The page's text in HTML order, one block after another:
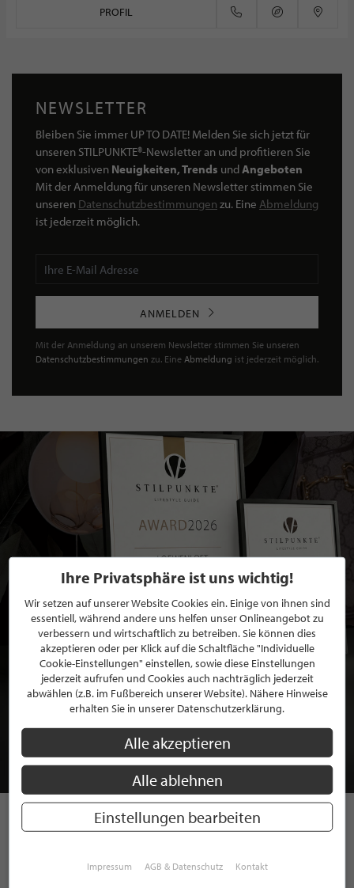
PROFIL
NEWSLETTER
Bleiben Sie immer UP TO DATE! Melden Sie sich jetzt für
unseren STILPUNKTE®-Newsletter an und profitieren Sie
von exklusiven Neuigkeiten, Trends undAngeboten
Mit der Anmeldung für unseren Newsletter stimmen Sie
unseren Datenschutzbestimmungen zu. Eine Abmeldung
ist jederzeit möglich.
ANMELDEN
Mit der Anmeldung an unserem Newsletter stimmen Sie unseren
Datenschutzbestimmungen zu. Eine Abmeldung ist jederzeit möglich.
BEWERBEN SIE SICH FÜR EINE GRATIS
MITGLIEDSCHAFT BEI STILPUNKTE®
JETZT GRATIS BEWERBEN
INSTAGRAM
Ihre Privatsphäre ist uns wichtig!
Wir setzen auf unserer Website Cookies ein. Einige von ihnen sind
essentiell, während andere uns helfen unser Onlineangebot zu
verbessern und wirtschaftlich zu betreiben. Sie können dies
akzeptieren oder per Klick auf die Schaltfläche "Individuelle
Cookie-Einstellungen" einstellen, sowie diese Einstellungen
jederzeit aufrufen und Cookies auch nachträglich jederzeit
abwählen (z.B. im Fußbereich unserer Website). Nähere Hinweise
erhalten Sie in unserer Datenschutzerklärung.
Alle akzeptieren
Alle ablehnen
Einstellungen bearbeiten
Impressum AGB & Datenschutz Kontakt